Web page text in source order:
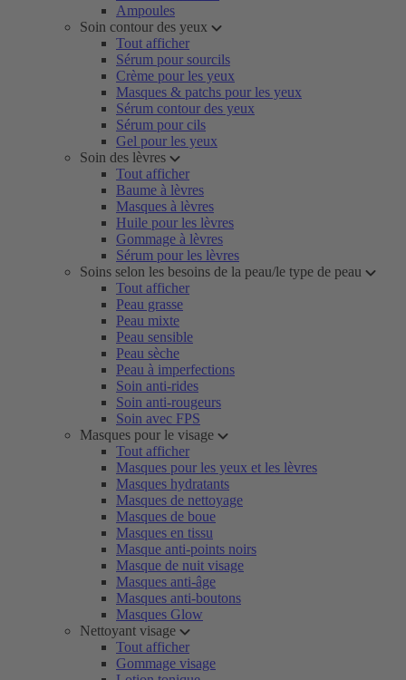
Ampoules
Soin contour des yeux
Tout afficher
Sérum pour sourcils
Crème pour les yeux
Masques & patchs pour les yeux
Sérum contour des yeux
Sérum pour cils
Gel pour les yeux
Soin des lèvres
Tout afficher
Baume à lèvres
Masques à lèvres
Huile pour les lèvres
Gommage à lèvres
Sérum pour les lèvres
Soins selon les besoins de la peau/le type de peau
Tout afficher
Peau grasse
Peau mixte
Peau sensible
Peau sèche
Peau à imperfections
Soin anti-rides
Soin anti-rougeurs
Soin avec FPS
Masques pour le visage
Tout afficher
Masques pour les yeux et les lèvres
Masques hydratants
Masques de nettoyage
Masques de boue
Masques en tissu
Masque anti-points noirs
Masque de nuit visage
Masques anti-âge
Masques anti-boutons
Masques Glow
Nettoyant visage
Tout afficher
Gommage visage